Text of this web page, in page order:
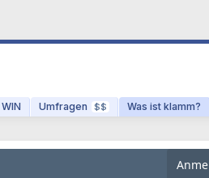
WIN Umfragen $$ Was ist klamm?